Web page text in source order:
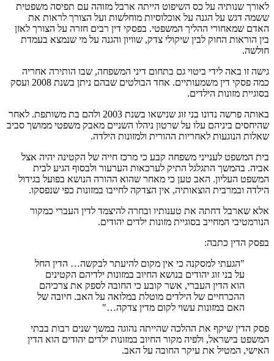
לאורך שנותיה על כס השיפוט הייתה ארבל מזוהה עם תפיסה משפטית
ששמה דגש על הגנה על אוכלוסיות מוחלשות ועל הצורך לראות את
האדם שמאחורי ההליך המשפטי. בפסקי דין רבים חזרה על הצורך לאזן
בין הוראות החוק לבין שיקולי צדק, שוויון והגנה על מי שנמצא בעמדת
חולשה.
גישה זו באה לידי ביטוי גם בתחום דיני המשפחה, שבו הותירה אחריה
כמה פסקי דין משמעותיים. אחד הבולטים שבהם ניתן בשנת 2008 ועסק
בסוגיית מזונות הילדים.
באותה פרשה נדונו בני זוג שנישאו בשנת 2003 ולהם בת משותפת. לאחר
שהיחסים ביניהם עלו על שרטון ניהלו השניים מאבק משפטי ממושך סביב
שאלות הנוגעות לאחריות ההורית ולמזונות הילדה.
בית המשפט לענייני משפחה קבע כי מרכז חייה של הקטינה יהיה אצל
אביה. בהמשך התגלגל התיק לערכאות הערעור ולבסוף הגיע לבית
המשפט העליון. האב טען כי מאחר שהוא ההורה הנושא בפועל בגידול
הילדה ובמרבית הוצאותיה, אין הצדקה לחייבו במזונות כפי שנפסקו.
אלא שארבל דחתה את טענותיו ובחרה להיצמד לדין העברי כמקור
הנורמטיבי המחייב בסוגיית מזונות ילדים יהודים.
בפסק הדין כתבה:
"הגעתי למסקנה כי אין מקום להיעתר לבקשה… הדין החל
על בני זוג יהודים בנושא החיוב במזונות ילדיהם הקטינים
הוא הדין העברי, אשר קובע כי החובה לספק את צרכיהם
ההכרחיים של הילדים מוטלת במלואה על האב. חיובה של
האם במזונות עשוי לקום מדין צדקה…"
פסק הדין שיקף את ההלכה שהייתה נהוגה במשך שנים רבות בבתי
המשפט בישראל, ולפיה מקור החיוב במזונות ילדים יהודים הוא הדין
האישי, המטיל את עיקר החובה על האב.